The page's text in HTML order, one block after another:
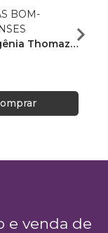
BOM-
Thomaz
Vitor
e venda de